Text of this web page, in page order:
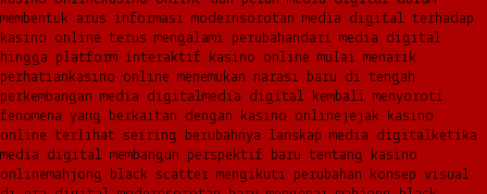
membentuk arus informasi modernsorotan media digital terhadap
kasino online terus mengalami perubahandari media digital
hingga platform interaktif kasino online mulai menarik
perhatiankasino online menemukan narasi baru di tengah
perkembangan media digitalmedia digital kembali menyoroti
fenomena yang berkaitan dengan kasino onlinejejak kasino
online terlihat seiring berubahnya lanskap media digitalketika
media digital membangun perspektif baru tentang kasino
onlinemahjong black scatter mengikuti perubahan konsep visual